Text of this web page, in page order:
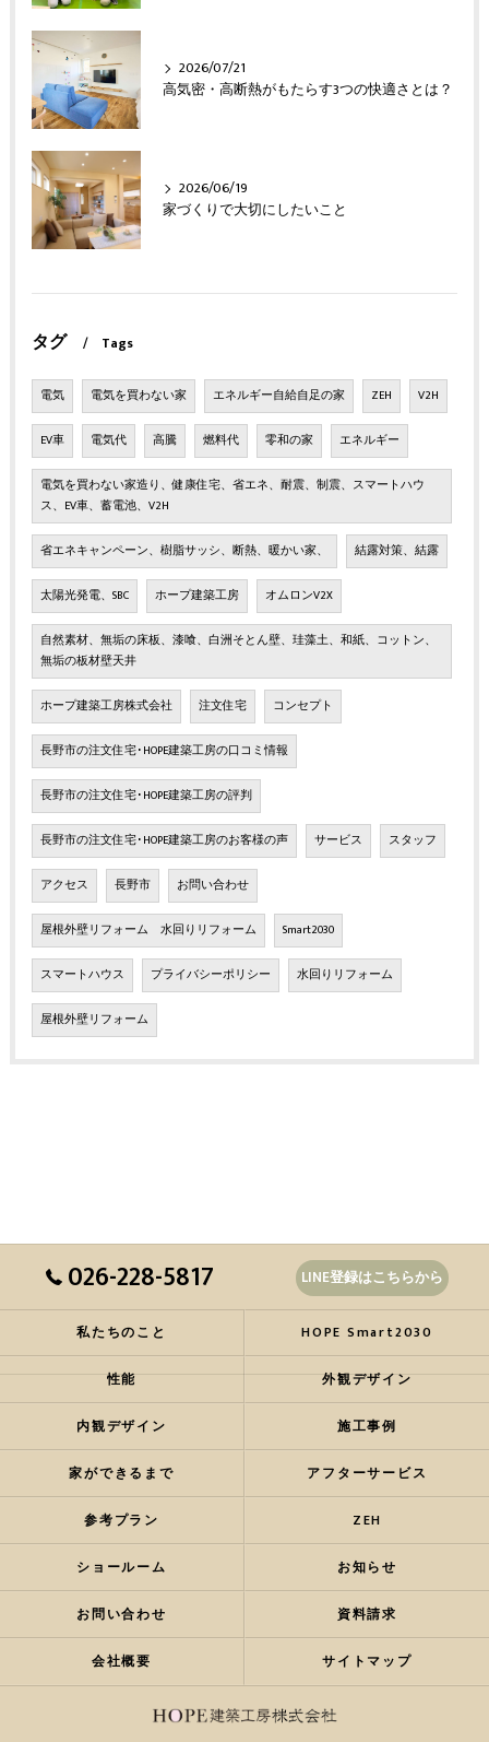
2026/07/21
高気密・高断熱がもたらす3つの快適さとは？
2026/06/19
家づくりで大切にしたいこと
タグ Tags
電気 電気を買わない家 エネルギー自給自足の家 ZEH V2H
EV車 電気代 高騰 燃料代 零和の家 エネルギー
電気を買わない家造り、健康住宅、省エネ、耐震、制震、スマートハウ
ス、EV車、蓄電池、V2H
省エネキャンペーン、樹脂サッシ、断熱、暖かい家、 結露対策、結露
太陽光発電、SBC ホープ建築工房 オムロンV2X
自然素材、無垢の床板、漆喰、白洲そとん壁、珪藻土、和紙、コットン、
無垢の板材壁天井
ホープ建築工房株式会社 注文住宅 コンセプト
長野市の注文住宅･HOPE建築工房の口コミ情報
長野市の注文住宅･HOPE建築工房の評判
長野市の注文住宅･HOPE建築工房のお客様の声 サービス スタッフ
アクセス 長野市 お問い合わせ
屋根外壁リフォーム 水回りリフォーム Smart2030
スマートハウス プライバシーポリシー 水回りリフォーム
屋根外壁リフォーム
026-228-5817 LINE登録はこちらから
私たちのこと HOPE Smart2030
性能 外観デザイン
内観デザイン 施工事例
家ができるまで アフターサービス
参考プラン ZEH
ショールーム お知らせ
お問い合わせ 資料請求
会社概要 サイトマップ